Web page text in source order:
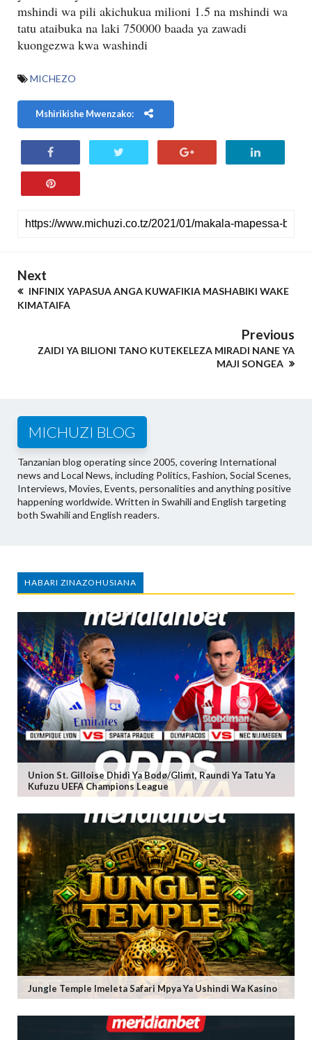
mshindi wa pili akichukua milioni 1.5 na mshindi wa
tatu ataibuka na laki 750000 baada ya zawadi
kuongezwa kwa washindi
MICHEZO
Mshirikishe Mwenzako:
Next
INFINIX YAPASUA ANGA KUWAFIKIA MASHABIKI WAKE
KIMATAIFA
Previous
ZAIDI YA BILIONI TANO KUTEKELEZA MIRADI NANE YA
MAJI SONGEA
MICHUZI BLOG
Tanzanian blog operating since 2005, covering International
news and Local News, including Politics, Fashion, Social Scenes,
Interviews, Movies, Events, personalities and anything positive
happening worldwide. Written in Swahili and English targeting
both Swahili and English readers.
HABARI ZINAZOHUSIANA
Union St. Gilloise Dhidi Ya Bodø/Glimt, Raundi Ya Tatu Ya
Kufuzu UEFA Champions League
Jungle Temple Imeleta Safari Mpya Ya Ushindi Wa Kasino